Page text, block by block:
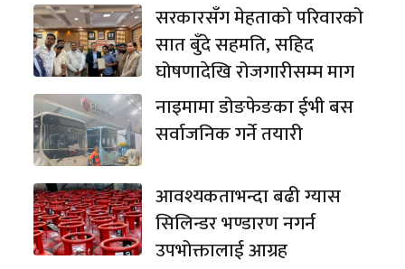
सरकारसँग मेहताको परिवारको
सात बुँदे सहमति, सहिद
घोषणादेखि रोजगारीसम्म माग
नाइमामा डोङफेङका ईभी बस
सर्वाजनिक गर्ने तयारी
आवश्यकताभन्दा बढी ग्यास
सिलिन्डर भण्डारण नगर्न
उपभोक्तालाई आग्रह